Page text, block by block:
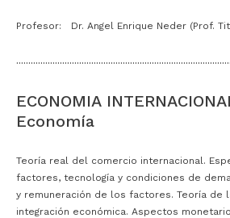
Profesor: Dr. Angel Enrique Neder (Prof.
ECONOMIA
Economía
Teoría real del comercio internacional.
factores, tecnología y condiciones de
y remuneración de los factores. Teoría de
integración económica. Aspectos